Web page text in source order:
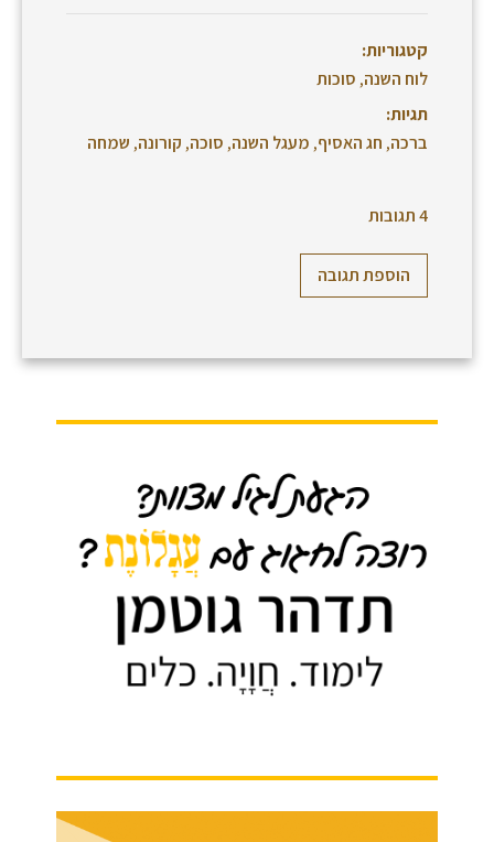
קטגוריות:
לוח השנה, סוכות
תגיות:
ברכה, חג האסיף, מעגל השנה, סוכה, קורונה, שמחה
4 תגובות
הוספת תגובה